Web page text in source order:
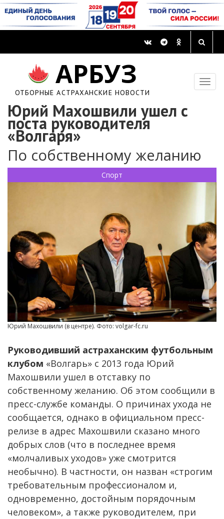
АРБУЗ
ОТБОРНЫЕ АСТРАХАНСКИЕ НОВОСТИ
Юрий Махошвили ушел с
поста руководителя
«Волгаря»
По собственному желанию
Спорт
Юрий Махошвили (в центре). Фото: volgar-fc.ru
Руководивший астраханским футбольным
клубом «Волгарь» с 2013 года Юрий
Махошвили ушел в отставку по
собственному желанию. Об этом сообщили в
пресс-службе команды. О причинах ухода не
сообщается, однако в официальном пресс-
релизе в адрес Махошвили сказано много
добрых слов (что в последнее время
«молчаливых уходов» уже смотрится
необычно). В частности, он назван «строгим
требовательным профессионалом и,
одновременно, достойным порядочным
человеком», а также руководителем, при